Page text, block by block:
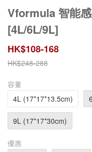
Vformula 智能
[4L/6L/9L]
HK$108-168
HK$248-288
容量
4L (17*17*13.5cm)
9L (17*17*30cm)
優惠